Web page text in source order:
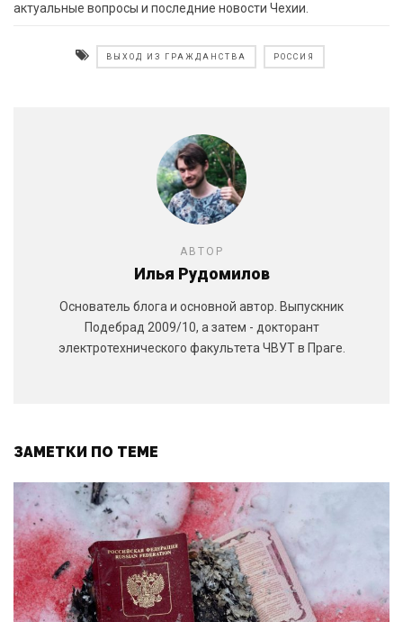
актуальные вопросы и последние новости Чехии.
ВЫХОД ИЗ ГРАЖДАНСТВА РОССИЯ
АВТОР
Илья Рудомилов
Основатель блога и основной автор. Выпускник
Подебрад 2009/10, а затем - докторант
электротехнического факультета ЧВУТ в Праге.
ЗАМЕТКИ ПО ТЕМЕ